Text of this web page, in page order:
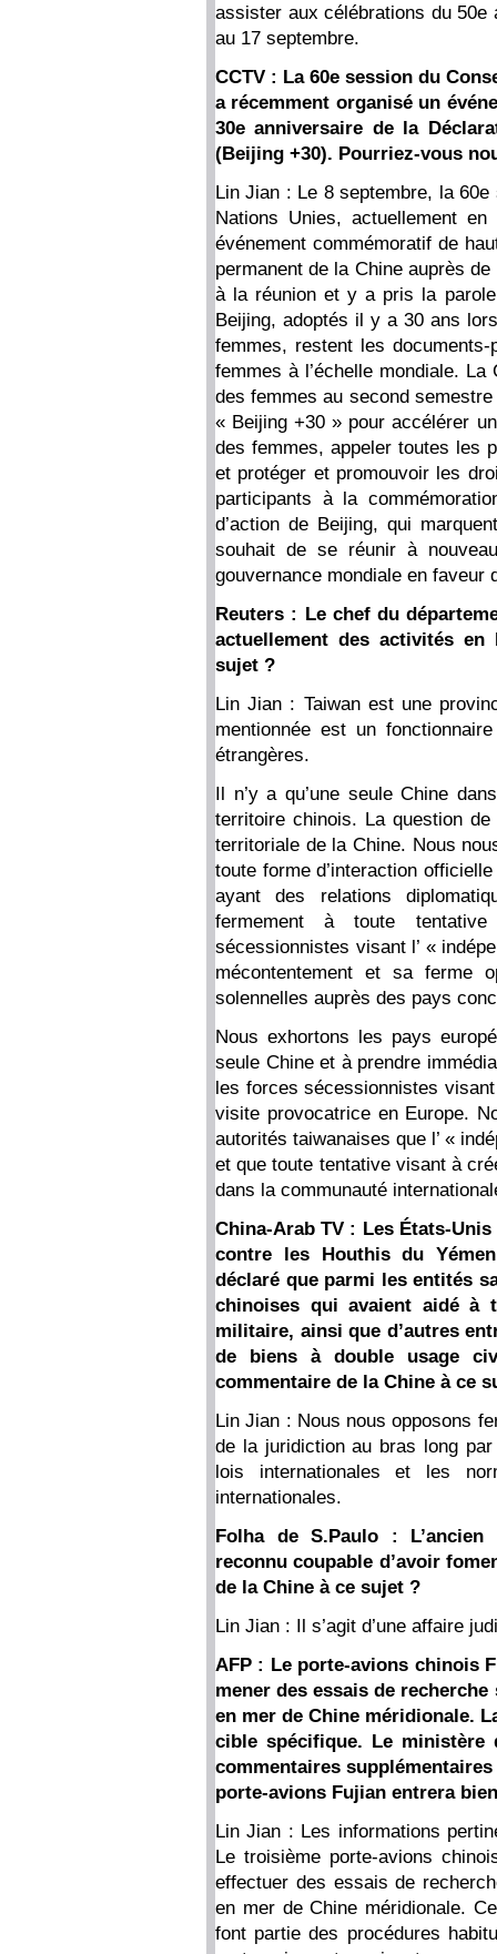
assister aux célébrations du 50e
au 17 septembre.
CCTV : La 60e session du
a récemment organisé un
30e anniversaire de la
(Beijing +30). Pourriez-vous
Lin Jian : Le 8 septembre, la
Nations Unies, actuellement
événement commémoratif de
permanent de la Chine auprès
à la réunion et y a pris la
Beijing, adoptés il y a 30 ans
femmes, restent les
femmes à l’échelle mondiale.
des femmes au second
« Beijing +30 » pour accélérer
des femmes, appeler toutes les
et protéger et promouvoir les
participants à la
d’action de Beijing, qui
souhait de se réunir à
gouvernance mondiale en faveur
Reuters : Le chef du
actuellement des activités
sujet ?
Lin Jian : Taiwan est une
mentionnée est un
étrangères.
Il n’y a qu’une seule Chine
territoire chinois. La question de
territoriale de la Chine. Nous
toute forme d’interaction
ayant des relations
fermement à toute
sécessionnistes visant l’ «
mécontentement et sa ferme
solennelles auprès des pays
Nous exhortons les pays
seule Chine et à prendre
les forces sécessionnistes visant
visite provocatrice en Europe.
autorités taiwanaises que l’ «
et que toute tentative visant à
dans la communauté
China-Arab TV : Les États-
contre les Houthis du
déclaré que parmi les entités
chinoises qui avaient aidé à
militaire, ainsi que d’autres
de biens à double usage
commentaire de la Chine à ce
Lin Jian : Nous nous opposons
de la juridiction au bras long
lois internationales et les
internationales.
Folha de S.Paulo :
reconnu coupable d’avoir
de la Chine à ce sujet ?
Lin Jian : Il s’agit d’une affaire
AFP : Le porte-avions chinois
mener des essais de
en mer de Chine méridionale.
cible spécifique. Le ministère
commentaires
porte-avions Fujian entrera
Lin Jian : Les informations
Le troisième porte-avions
effectuer des essais de
en mer de Chine méridionale.
font partie des procédures